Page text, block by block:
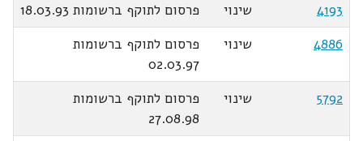
4193
שינוי
פרסום לתוקף ברשומות 18.03.93
4886
שינוי
פרסום לתוקף ברשומות
02.03.97
5792
שינוי
פרסום לתוקף ברשומות
27.08.98